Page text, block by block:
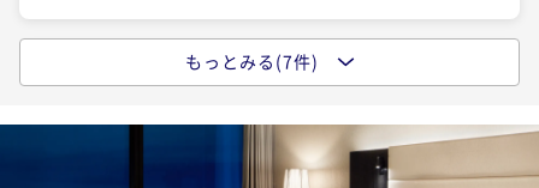
【早期割】60日以上前の予約でお得にステイ＜素泊り
IN 15:00 - 26:00 OUT11:00
ポイント即利用で
最大5％OFF
もっとみる(7件)